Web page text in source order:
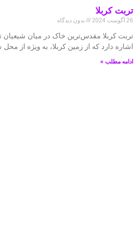
تربت کربلا
26 آگوست 2024 بدون دیدگاه
تربت کربلا مقدس‌ترین خاک در میان شیعیان
اشاره دارد که از زمین کربلا، به ویژه از
ادامه مطلب »